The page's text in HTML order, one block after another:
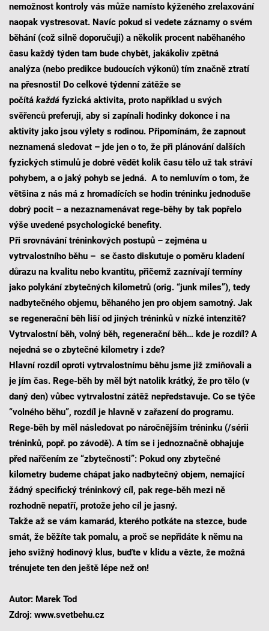
nemožnost kontroly vás může namísto kýženého zrelaxování
naopak vystresovat. Navíc pokud si vedete záznamy o svém
běhání (což silně doporučuji) a několik procent naběhaného
času každý týden tam bude chybět, jakákoliv zpětná
analýza (nebo predikce budoucích výkonů) tím značně ztratí
na přesnosti! Do celkové týdenní zátěže se
počítá každá fyzická aktivita, proto například u svých
svěřenců preferuji, aby si zapínali hodinky dokonce i na
aktivity jako jsou výlety s rodinou. Připomínám, že zapnout
neznamená sledovat – jde jen o to, že při plánování dalších
fyzických stimulů je dobré vědět kolik času tělo už tak stráví
pohybem, a o jaký pohyb se jedná. A to nemluvím o tom, že
většina z nás má z hromadících se hodin tréninku jednoduše
dobrý pocit – a nezaznamenávat rege-běhy by tak popřelo
výše uvedené psychologické benefity.
Při srovnávání tréninkových postupů – zejména u
vytrvalostního běhu – se často diskutuje o poměru kladení
důrazu na kvalitu nebo kvantitu, přičemž zaznívají termíny
jako polykání zbytečných kilometrů (orig. “junk miles”), tedy
nadbytečného objemu, běhaného jen pro objem samotný. Jak
se regenerační běh liší od jiných tréninků v nízké intenzitě?
Vytrvalostní běh, volný běh, regenerační běh… kde je rozdíl? A
nejedná se o zbytečné kilometry i zde?
Hlavní rozdíl oproti vytrvalostnímu běhu jsme již zmiňovali a
je jím čas. Rege-běh by měl být natolik krátký, že pro tělo (v
daný den) vůbec vytrvalostní zátěž nepředstavuje. Co se týče
“volného běhu”, rozdíl je hlavně v zařazení do programu.
Rege-běh by měl následovat po náročnějším tréninku (/sérii
tréninků, popř. po závodě). A tím se i jednoznačně obhajuje
před nařčením ze “zbytečnosti”: Pokud ony zbytečné
kilometry budeme chápat jako nadbytečný objem, nemající
žádný specifický tréninkový cíl, pak rege-běh mezi ně
rozhodně nepatří, protože jeho cíl je jasný.
Takže až se vám kamarád, kterého potkáte na stezce, bude
smát, že běžíte tak pomalu, a proč se nepřidáte k němu na
jeho svižný hodinový klus, buďte v klidu a vězte, že možná
trénujete ten den ještě lépe než on!
Autor: Marek Tod
Zdroj: www.svetbehu.cz